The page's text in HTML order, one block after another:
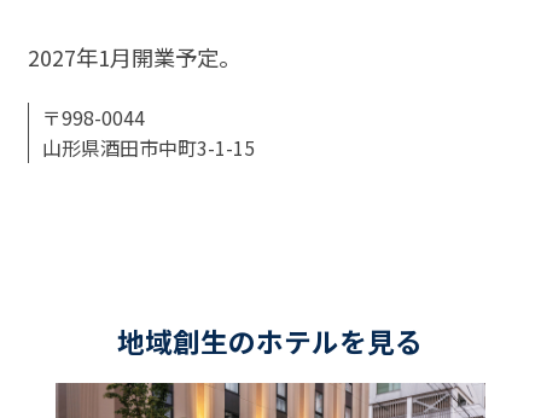
2027年1月開業予定。
〒998-0044
山形県酒田市中町3-1-15
地域創生のホテルを見る